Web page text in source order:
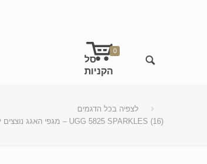
0
לצפיה בכל הדגמים
מגפי האגג נוצצים ילדים ומבוגרים – UGG 5825 SPARKLES (16)